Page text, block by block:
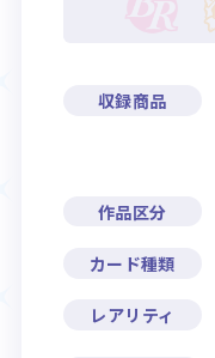
収録商品
作品区分
カード種類
レアリティ